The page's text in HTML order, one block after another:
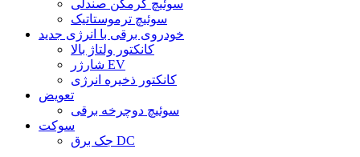
سوئیچ گرمکن صندلی
سوئیچ ترموستاتیک
خودروی برقی با انرژی جدید
کانکتور ولتاژ بالا
شارژر EV
کانکتور ذخیره انرژی
تعویض
سوئیچ دوچرخه برقی
سوکت
جک برق DC